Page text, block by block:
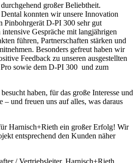
großer Beliebtheit.
konnten wir unsere Innovation
Pinbohrgerät D-PI 300 sehr gut
Gespräche mit langjährigen
führen, Partnerschaften stärken und
Besonders gefreut haben wir
Feedback zu unseren ausgestellten
sowie dem D-PI 300 und zum
haben, für das große Interesse und
– und freuen uns auf alles, was daraus
Harnisch+Rieth ein großer Erfolg! Wir
entsprechend den Kunden näher
/ Vertriebsleiter, Harnisch+Rieth